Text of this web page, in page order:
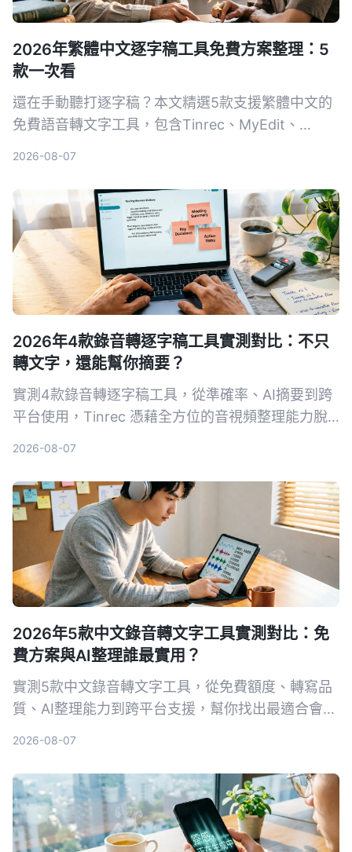
2026年繁體中文逐字稿工具免費方案整理：5
款一次看
還在手動聽打逐字稿？本文精選5款支援繁體中文的
免費語音轉文字工具，包含Tinrec、MyEdit、
2026-08-07
2026年4款錄音轉逐字稿工具實測對比：不只
轉文字，還能幫你摘要？
實測4款錄音轉逐字稿工具，從準確率、AI摘要到跨
平台使用，Tinrec 憑藉全方位的音視頻整理能力脫
2026-08-07
2026年5款中文錄音轉文字工具實測對比：免
費方案與AI整理誰最實用？
實測5款中文錄音轉文字工具，從免費額度、轉寫品
質、AI整理能力到跨平台支援，幫你找出最適合會議
2026-08-07